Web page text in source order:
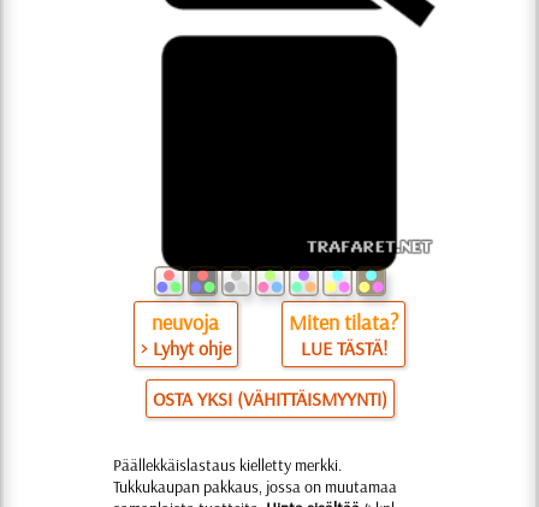
neuvoja
> Lyhyt ohje
Miten tilata?
LUE TÄSTÄ!
OSTA YKSI (VÄHITTÄISMYYNTI)
Päällekkäislastaus kielletty merkki.
Tukkukaupan pakkaus, jossa on muutamaa